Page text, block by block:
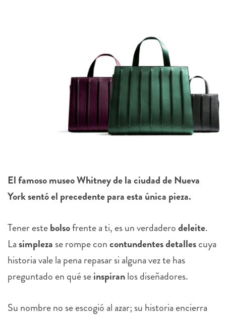
El famoso museo Whitney de la ciudad de Nueva
York sentó el precedente para esta única pieza.
Tener estebolsofrente a ti, es un verdaderodeleite.
Lasimpleza se rompe concontundentes detallescuya
historia vale la pena repasar si alguna vez te has
preguntado en qué seinspiranlos diseñadores.
Su nombre no se escogió al azar; su historia encierra